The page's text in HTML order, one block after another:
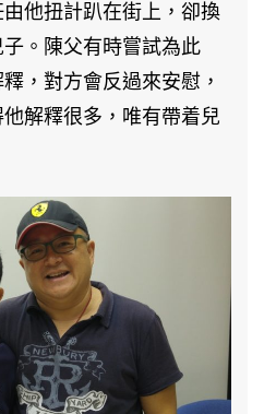
他扭計趴在街上，卻換
。陳父有時嘗試為此
，對方會反過來安慰，
解釋很多，唯有帶着兒